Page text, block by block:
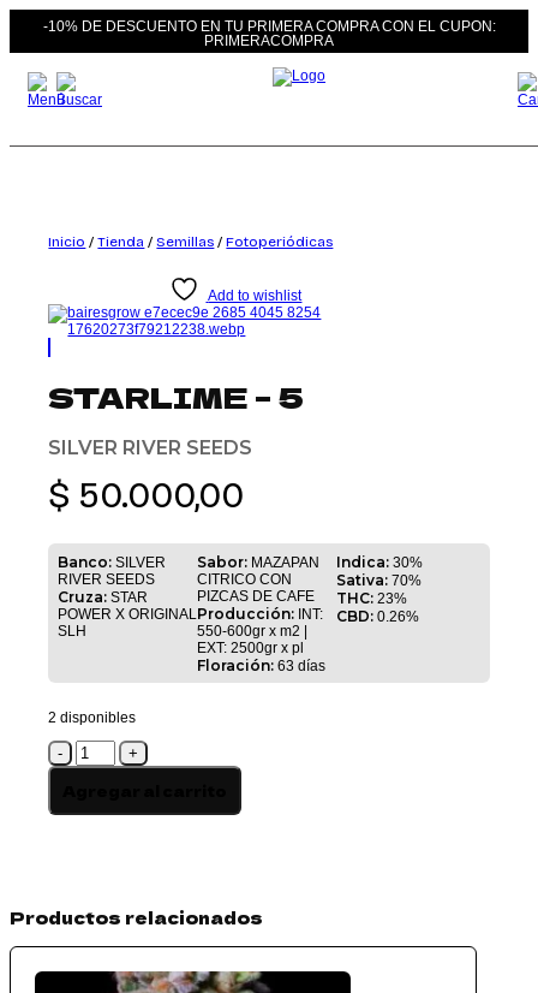
-10% DE DESCUENTO EN TU PRIMERA COMPRA CON EL CUPON:
PRIMERACOMPRA
contenido
Inicio / Tienda / Semillas / Fotoperiódicas
Add to wishlist
STARLIME – 5
SILVER RIVER SEEDS
$ 50.000,00
Banco:SILVER
RIVER SEEDS
Cruza:STAR
POWER X ORIGINAL
SLH
Sabor: MAZAPAN
CITRICO CON
PIZCAS DE CAFE
Producción: INT:
550-600gr x m2 |
EXT: 2500gr x pl
Floración: 63 días
Indica: 30%
Sativa: 70%
THC: 23%
CBD: 0.26%
2 disponibles
STARLIME
-
Productos relacionados